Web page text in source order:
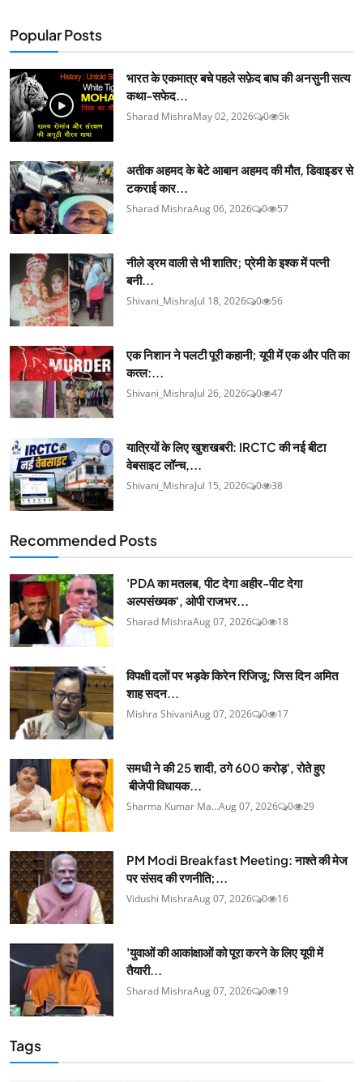
Popular Posts
भारत के एकमात्र बचे पहले सफ़ेद बाघ की अनसुनी सत्य
कथा-सफेद...
Sharad MishraMay 02, 2026 0 5k
अतीक अहमद के बेटे आबान अहमद की मौत, डिवाइडर से
टकराई कार...
Sharad MishraAug 06, 2026 0 57
नीले ड्रम वाली से भी शातिर; प्रेमी के इश्‍क में पत्नी
बनी...
Shivani_MishraJul 18, 2026 0 56
एक निशान ने पलटी पूरी कहानी; यूपी में एक और पति का
कत्ल:...
Shivani_MishraJul 26, 2026 0 47
यात्रियों के लिए खुशखबरी: IRCTC की नई बीटा
वेबसाइट लॉन्च,...
Shivani_MishraJul 15, 2026 0 38
Recommended Posts
'PDA का मतलब, पीट देगा अहीर-पीट देगा
अल्पसंख्यक', ओपी राजभर...
Sharad MishraAug 07, 2026 0 18
विपक्षी दलों पर भड़के किरेन रिजिजू: जिस दिन अमित
शाह सदन...
Mishra ShivaniAug 07, 2026 0 17
समधी ने की 25 शादी, ठगे 600 करोड़', रोते हुए
बीजेपी विधायक...
Sharma Kumar Ma...Aug 07, 2026 0 29
PM Modi Breakfast Meeting: नाश्ते की मेज
पर संसद की रणनीति;...
Vidushi MishraAug 07, 2026 0 16
'युवाओं की आकांक्षाओं को पूरा करने के लिए यूपी में
तैयारी...
Sharad MishraAug 07, 2026 0 19
Tags